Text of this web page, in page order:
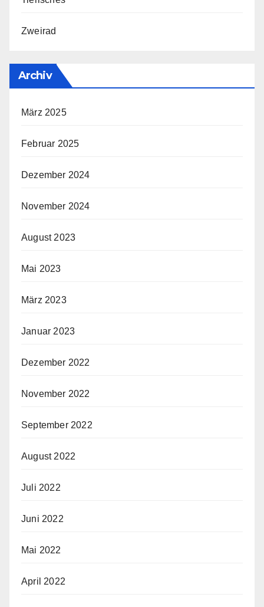
Zweirad
Archiv
März 2025
Februar 2025
Dezember 2024
November 2024
August 2023
Mai 2023
März 2023
Januar 2023
Dezember 2022
November 2022
September 2022
August 2022
Juli 2022
Juni 2022
Mai 2022
April 2022